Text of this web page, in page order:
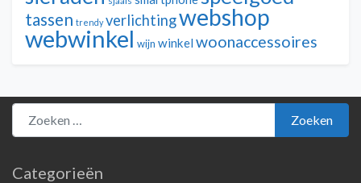
tassen trendy verlichtingwebshop
webwinkel wijn winkelwoonaccessoires
Zoeken naar:
Zoeken
Categorieën